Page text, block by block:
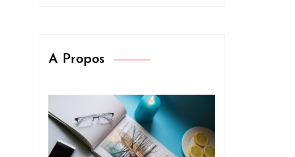
A Propos